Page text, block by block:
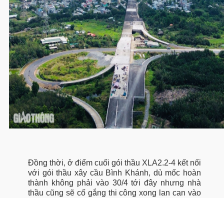
Đồng thời, ở điểm cuối gói thầu XLA2.2-4 kết nối
với gói thầu xây cầu Bình Khánh, dù mốc hoàn
thành không phải vào 30/4 tới đây nhưng nhà
thầu cũng sẽ cố gắng thi công xong lan can vào